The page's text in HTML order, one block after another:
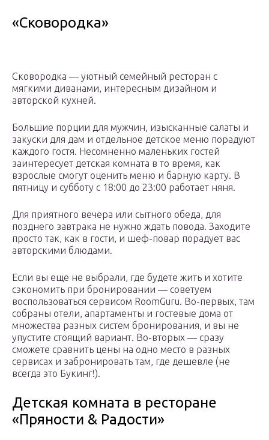
«Сковородка»
Сковородка — уютный семейный ресторан с
мягкими диванами, интересным дизайном и
авторской кухней.
Большие порции для мужчин, изысканные салаты и
закуски для дам и отдельное детское меню порадуют
каждого гостя. Несомненно маленьких гостей
заинтересует детская комната в то время, как
взрослые смогут оценить меню и барную карту. В
пятницу и субботу с 18:00 до 23:00 работает няня.
Для приятного вечера или сытного обеда, для
позднего завтрака не нужно ждать повода. Заходите
просто так, как в гости, и шеф-повар порадует вас
авторскими блюдами.
Если вы еще не выбрали, где будете жить и хотите
сэкономить при бронировании — советуем
воспользоваться сервисом RoomGuru. Во-первых, там
собраны отели, апартаменты и гостевые дома от
множества разных систем бронирования, и вы не
упустите стоящий вариант. Во-вторых — сразу
сможете сравнить цены на одно место в разных
сервисах и забронировать там, где дешевле (не
всегда это Букинг!).
Детская комната в ресторане
«Пряности & Радости»